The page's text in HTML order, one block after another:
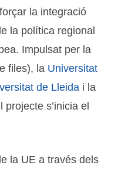
la integració
la política regional
Impulsat per la
files), la Universitat
de Lleida i la
s’inicia el
la UE a través dels